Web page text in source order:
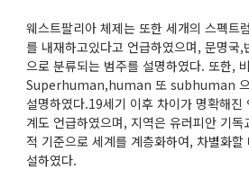
웨스트팔리아 체제는 또한 세개의 스펙트
를 내재하고있다고 언급하였으며, 문명국,
으로 분류되는 범주를 설명하였다. 또한,
Superhuman,human 또 subhuman 으
설명하였다.19세기 이후 차이가 명확해진
계도 언급하였으며, 지역은 유러피안 기독
적 기준으로 세계를 계층화하여, 차별화할
설하였다.